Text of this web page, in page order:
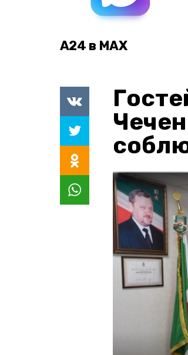
А24 в MAX